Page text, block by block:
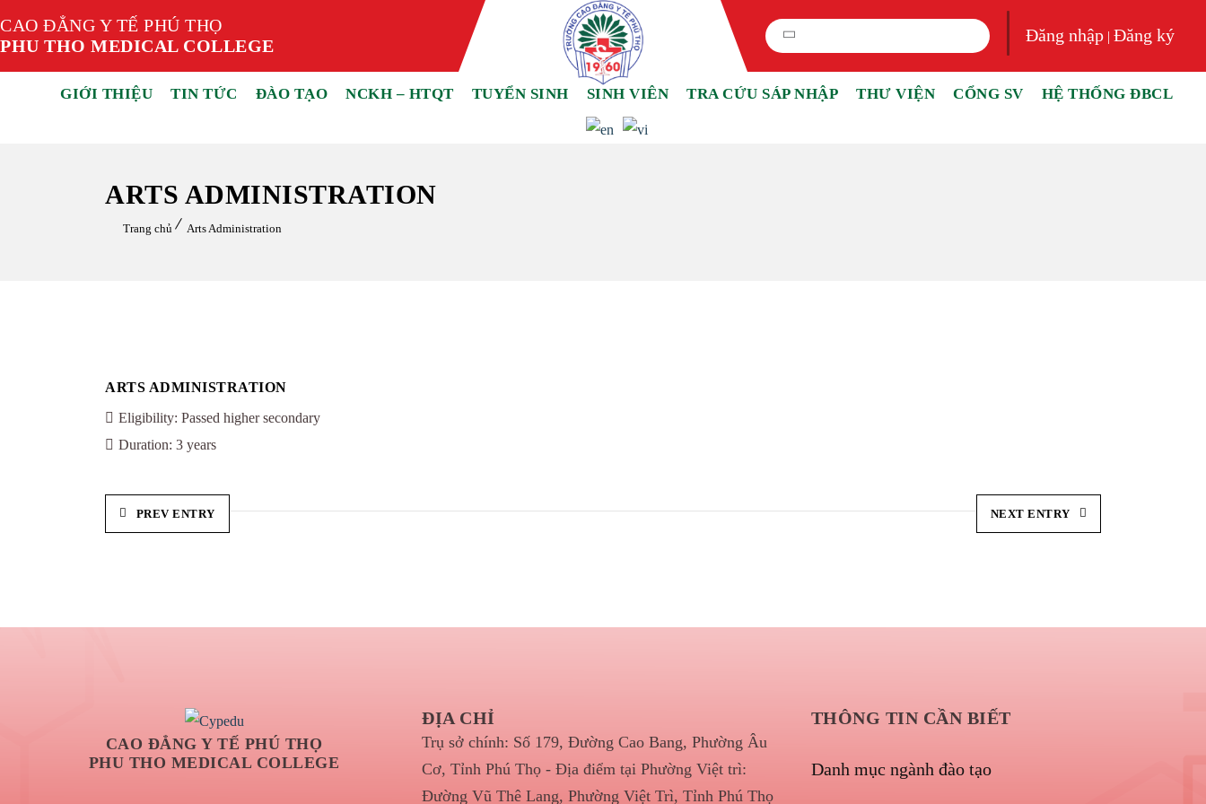
CAO ĐẲNG Y TẾ PHÚ THỌ
PHU THO MEDICAL COLLEGE
Đăng nhập |Đăng ký
GIỚI THIỆU TIN TỨC ĐÀO TẠO NCKH – HTQT TUYỂN SINH SINH VIÊN TRA CỨU SÁP NHẬP THƯ VIỆN CỔNG SV HỆ THỐNG ĐBCL
ARTS ADMINISTRATION
Trang chủ Arts Administration
ARTS ADMINISTRATION
Eligibility: Passed higher secondary
Duration: 3 years
PREV ENTRY NEXT ENTRY
CAO ĐẲNG Y TẾ PHÚ THỌ
PHU THO MEDICAL COLLEGE
ĐỊA CHỈ
Trụ sở chính: Số 179, Đường Cao Bang, Phường Âu
Cơ, Tỉnh Phú Thọ - Địa điểm tại Phường Việt trì:
Đường Vũ Thê Lang, Phường Việt Trì, Tỉnh Phú Thọ
THÔNG TIN CẦN BIẾT
Danh mục ngành đào tạo